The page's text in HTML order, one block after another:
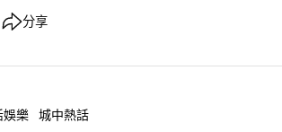
分享
娛樂 城中熱話